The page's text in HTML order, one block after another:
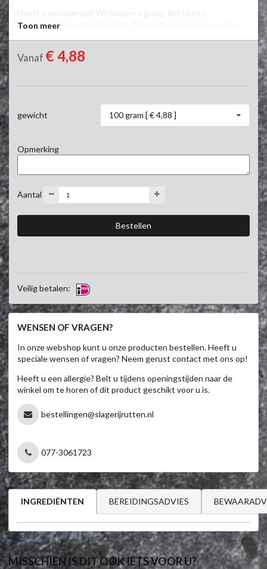
Heeft u een allergie? Wij helpen u graag. Bel tijdens
openingstijden naar 077-3061723 om te horen of dit product
Toon meer
Vanaf € 4,88
gewicht 100 gram [ € 4,88 ]
Opmerking
Aantal
Veilig betalen:
WENSEN OF VRAGEN?
In onze webshop kunt u onze producten bestellen. Heeft u
speciale wensen of vragen? Neem gerust contact met ons op!
Heeft u een allergie? Belt u tijdens openingstijden naar de
winkel om te horen of dit product geschikt voor u is.
bestellingen@slagerijrutten.nl
077-3061723
INGREDIËNTEN BEREIDINGSADVIES
MISSCHIEN IS DIT OOK IETS VOOR U?